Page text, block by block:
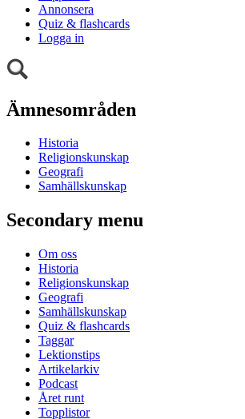
Annonsera
Quiz & flashcards
Logga in
Ämnesområden
Historia
Religionskunskap
Geografi
Samhällskunskap
Secondary menu
Om oss
Historia
Religionskunskap
Geografi
Samhällskunskap
Quiz & flashcards
Taggar
Lektionstips
Artikelarkiv
Podcast
Året runt
Topplistor